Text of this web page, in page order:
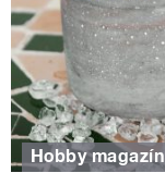
Hobby magazín